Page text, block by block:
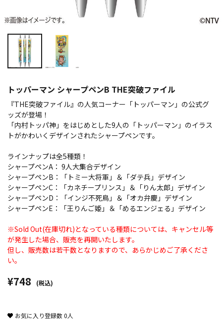
トッパーマン シャープペンB THE突破ファイル
『THE突破ファイル』の人気コーナー「トッパーマン」の公式グ
ッズが登場！
「内村トッパ神」をはじめとした9人の「トッパーマン」のイラス
トがかわいくデザインされたシャープペンです。
ラインナップは全5種類！
シャープペンA： 9人大集合デザイン
シャープペンB：「トミー大将軍」＆「ダテ兵」デザイン
シャープペンC：「カネチープリンス」＆「りん太郎」デザイン
シャープペンD：「インジ不死鳥」＆「オカ弁慶」デザイン
シャープペンE：「王りんご姫」＆「めるエンジェる」デザイン
※Sold Out(在庫切れ)となっている種類については、キャンセル等
が発生した場合、販売を再開いたします。
但し、販売数は若干数となりますので、あらかじめご了承くださ
い。
¥748 (税込)
お気に入り登録数0人